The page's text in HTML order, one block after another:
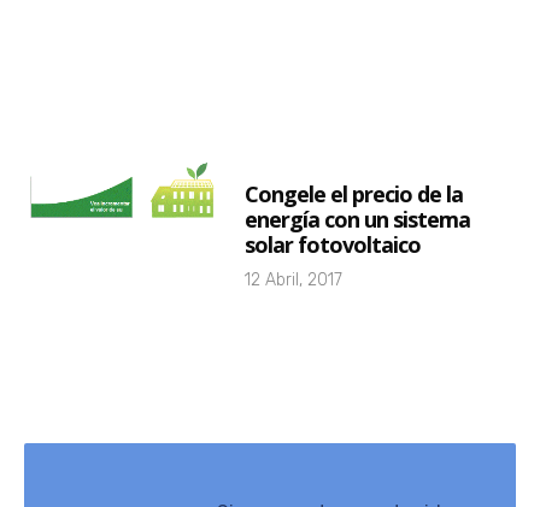
Congele el precio de la
energía con un sistema
solar fotovoltaico
12 Abril, 2017